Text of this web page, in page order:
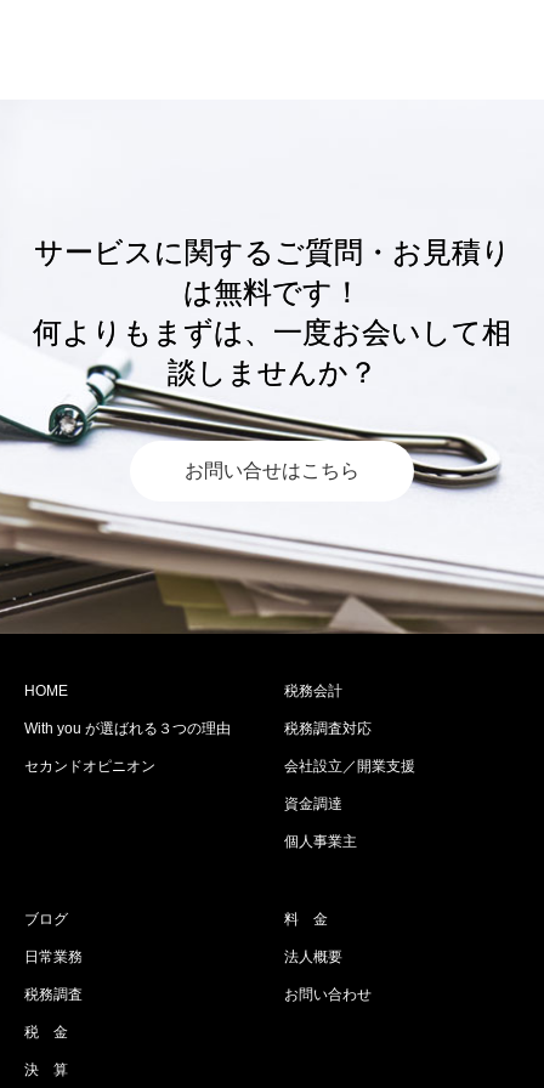
サービスに関するご質問・お見積り
は無料です！
何よりもまずは、一度お会いして相
談しませんか？
お問い合せはこちら
HOME
With you が選ばれる３つの理由
セカンドオピニオン
税務会計
税務調査対応
会社設立／開業支援
資金調達
個人事業主
ブログ
日常業務
税務調査
税 金
決 算
料 金
法人概要
お問い合わせ